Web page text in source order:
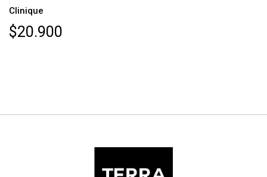
Clinique
$20.900